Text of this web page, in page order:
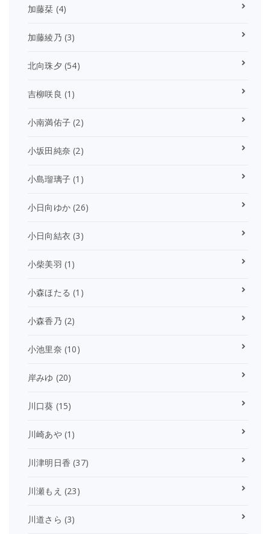
加藤栞 (4)
加藤綾乃 (3)
北向珠夕 (54)
吉柳咲良 (1)
小南満佑子 (2)
小坂田純奈 (2)
小島瑠璃子 (1)
小日向ゆか (26)
小日向結衣 (3)
小柴美羽 (1)
小森ほたる (1)
小森香乃 (2)
小池里奈 (10)
岸みゆ (20)
川口葵 (15)
川崎あや(1)
川津明日香 (37)
川瀬もえ (23)
川道さら (3)